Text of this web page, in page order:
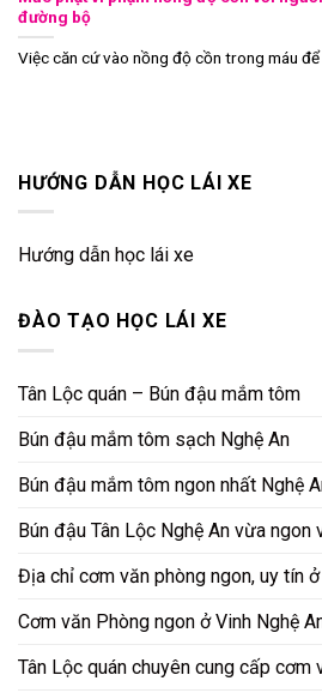
đường bộ
Việc căn cứ vào nồng độ cồn trong máu để
HƯỚNG DẪN HỌC LÁI XE
Hướng dẫn học lái xe
ĐÀO TẠO HỌC LÁI XE
Tân Lộc quán – Bún đậu mắm tôm
Bún đậu mắm tôm sạch Nghệ An
Bún đậu mắm tôm ngon nhất Nghệ
Bún đậu Tân Lộc Nghệ An vừa ngon
Địa chỉ cơm văn phòng ngon, uy tín
Cơm văn Phòng ngon ở Vinh Nghệ
Tân Lộc quán chuyên cung cấp cơm